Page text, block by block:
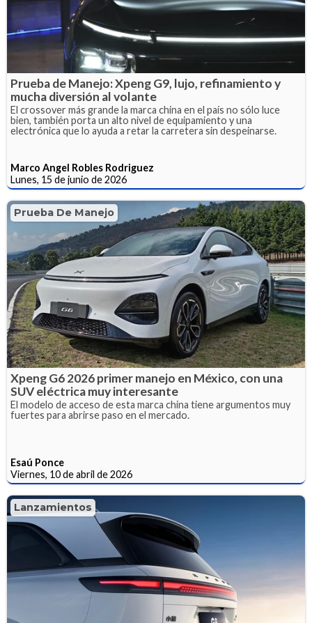
Prueba de Manejo: Xpeng G9, lujo, refinamiento y
mucha diversión al volante
El crossover más grande la marca china en el país no sólo luce
bien, también porta un alto nivel de equipamiento y una
electrónica que lo ayuda a retar la carretera sin despeinarse.
Marco Angel Robles Rodriguez
Lunes, 15 de junio de 2026
Prueba De Manejo
Xpeng G6 2026 primer manejo en México, con una
SUV eléctrica muy interesante
El modelo de acceso de esta marca china tiene argumentos muy
fuertes para abrirse paso en el mercado.
Esaú Ponce
Viernes, 10 de abril de 2026
Lanzamientos